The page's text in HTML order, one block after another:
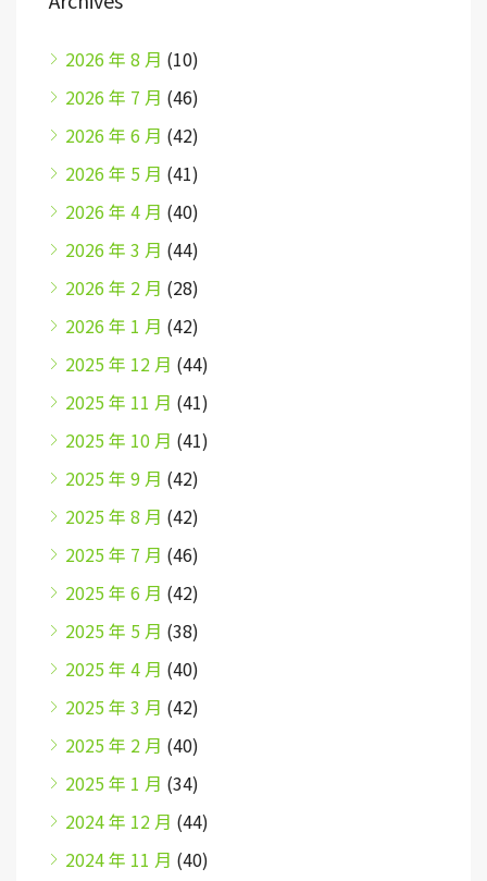
2026 年 8 月 (10)
2026 年 7 月 (46)
2026 年 6 月 (42)
2026 年 5 月 (41)
2026 年 4 月 (40)
2026 年 3 月 (44)
2026 年 2 月 (28)
2026 年 1 月 (42)
2025 年 12 月 (44)
2025 年 11 月 (41)
2025 年 10 月 (41)
2025 年 9 月 (42)
2025 年 8 月 (42)
2025 年 7 月 (46)
2025 年 6 月 (42)
2025 年 5 月 (38)
2025 年 4 月 (40)
2025 年 3 月 (42)
2025 年 2 月 (40)
2025 年 1 月 (34)
2024 年 12 月 (44)
2024 年 11 月 (40)